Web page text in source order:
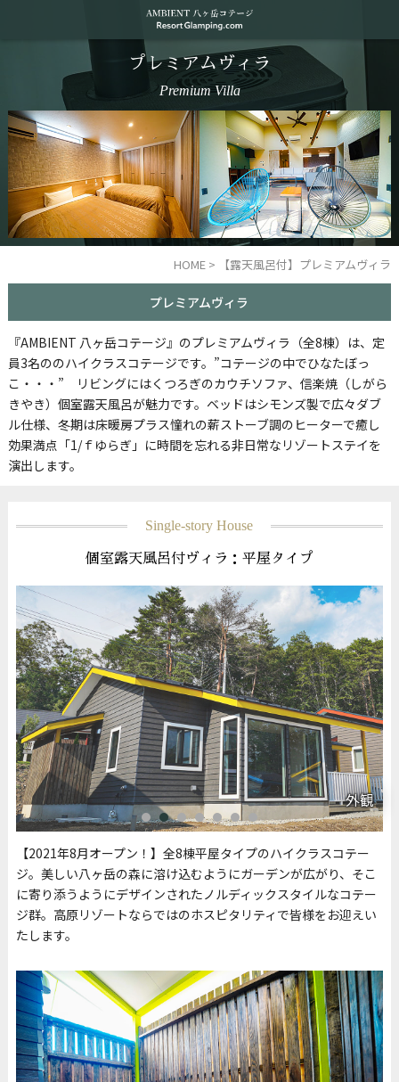
プレミアムヴィラ
Premium Villa
HOME > 【露天風呂付】プレミアムヴィラ
プレミアムヴィラ
『AMBIENT 八ヶ岳コテージ』のプレミアムヴィラ（全8棟）は、定
員3名ののハイクラスコテージです。”コテージの中でひなたぼっ
こ・・・” リビングにはくつろぎのカウチソファ、信楽焼（しがら
きやき）個室露天風呂が魅力です。ベッドはシモンズ製で広々ダブ
ル仕様、冬期は床暖房プラス憧れの薪ストーブ調のヒーターで癒し
効果満点「1/ｆゆらぎ」に時間を忘れる非日常なリゾートステイを
演出します。
Single-story House
個室露天風呂付ヴィラ：平屋タイプ
リビング
【2021年8月オープン！】全8棟平屋タイプのハイクラスコテー
ジ。美しい八ヶ岳の森に溶け込むようにガーデンが広がり、そこ
に寄り添うようにデザインされたノルディックスタイルなコテー
ジ群。高原リゾートならではのホスピタリティで皆様をお迎えい
たします。